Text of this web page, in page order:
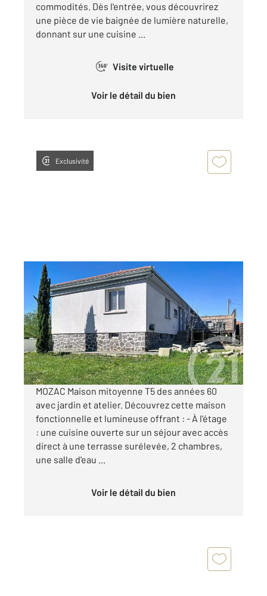
commodités. Dès l'entrée, vous découvrirez
une pièce de vie baignée de lumière naturelle,
donnant sur une cuisine ...
360° Visite virtuelle
Voir le détail du bien
Exclusivité
MOZAC 63
111 m2, 5 pièces
Ref : 24622
Maison à vendre
249 900 €
Visiter le site dédié
MOZAC Maison mitoyenne T5 des années 60
avec jardin et atelier. Découvrez cette maison
fonctionnelle et lumineuse offrant : - À l'étage
: une cuisine ouverte sur un séjour avec accès
direct à une terrasse surélevée, 2 chambres,
une salle d'eau ...
Voir le détail du bien